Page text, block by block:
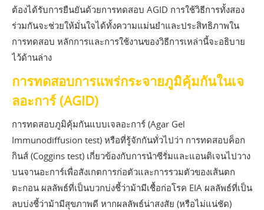
ต้องได้รับการยืนยันด้วยการทดสอบ AGID การใช้วิธีการทั้งสอง
ร่วมกันจะช่วยให้มั่นใจได้ทั้งความแม่นยำและประสิทธิภาพใน
การทดสอบ หลักการและการใช้งานของวิธีการเหล่านี้จะอธิบาย
ไว้ด้านล่าง
การทดสอบการแพร่กระจายภูมิคุ้มกันในเจ
ลอะการ์ (AGID)
การทดสอบภูมิคุ้มกันแบบเจลอะการ์ (Agar Gel
Immunodiffusion test) หรือที่รู้จักกันทั่วไปว่า การทดสอบค็อก
กินส์ (Coggins test) เกี่ยวข้องกับการนำซีรั่มและแอนติเจนไปวาง
บนจานอะการ์เพื่อสังเกตการก่อตัวและการรวมตัวของเส้นตก
ตะกอน ผลลัพธ์ที่เป็นบวกบ่งชี้ว่าม้ามีเชื้อก่อโรค EIA ผลลัพธ์ที่เป็น
ลบบ่งชี้ว่าม้ามีสุขภาพดี หากผลลัพธ์น่าสงสัย (หรือไม่แน่ชัด)